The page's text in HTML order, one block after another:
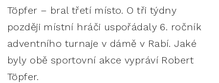
Töpfer – bral třetí místo. O tři týdny
později místní hráči uspořádaly 6. ročník
adventního turnaje v dámě v Rabí. Jaké
byly obě sportovní akce vypráví Robert
Töpfer.